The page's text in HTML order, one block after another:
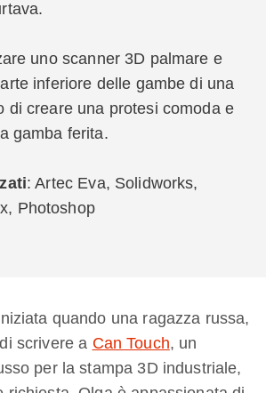
uno scanner 3D palmare e
inferiore delle gambe di una
di creare una protesi comoda e
gamba ferita.
: Artec Eva, Solidworks,
Photoshop
quando una ragazza russa,
scrivere a Can Touch, un
per la stampa 3D industriale,